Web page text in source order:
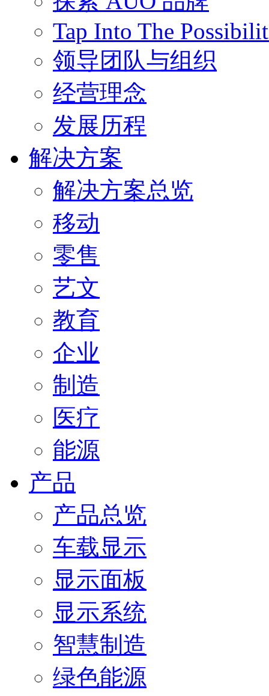
Tap Into The
领导团队与组织
经营理念
发展历程
解决方案
解决方案总览
移动
零售
艺文
教育
企业
制造
医疗
能源
产品
产品总览
车载显示
显示面板
显示系统
智慧制造
绿色能源